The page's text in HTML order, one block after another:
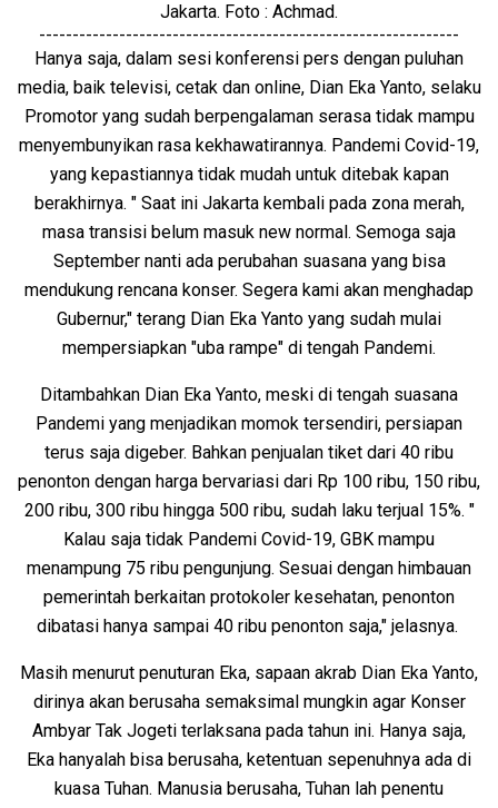
Jakarta. Foto : Achmad.
---------------------------------------------------------------
Hanya saja, dalam sesi konferensi pers dengan puluhan
media, baik televisi, cetak dan online, Dian Eka Yanto, selaku
Promotor yang sudah berpengalaman serasa tidak mampu
menyembunyikan rasa kekhawatirannya. Pandemi Covid-19,
yang kepastiannya tidak mudah untuk ditebak kapan
berakhirnya. " Saat ini Jakarta kembali pada zona merah,
masa transisi belum masuk new normal. Semoga saja
September nanti ada perubahan suasana yang bisa
mendukung rencana konser. Segera kami akan menghadap
Gubernur," terang Dian Eka Yanto yang sudah mulai
mempersiapkan "uba rampe" di tengah Pandemi.
Ditambahkan Dian Eka Yanto, meski di tengah suasana
Pandemi yang menjadikan momok tersendiri, persiapan
terus saja digeber. Bahkan penjualan tiket dari 40 ribu
penonton dengan harga bervariasi dari Rp 100 ribu, 150 ribu,
200 ribu, 300 ribu hingga 500 ribu, sudah laku terjual 15%. "
Kalau saja tidak Pandemi Covid-19, GBK mampu
menampung 75 ribu pengunjung. Sesuai dengan himbauan
pemerintah berkaitan protokoler kesehatan, penonton
dibatasi hanya sampai 40 ribu penonton saja," jelasnya.
Masih menurut penuturan Eka, sapaan akrab Dian Eka Yanto,
dirinya akan berusaha semaksimal mungkin agar Konser
Ambyar Tak Jogeti terlaksana pada tahun ini. Hanya saja,
Eka hanyalah bisa berusaha, ketentuan sepenuhnya ada di
kuasa Tuhan. Manusia berusaha, Tuhan lah penentu